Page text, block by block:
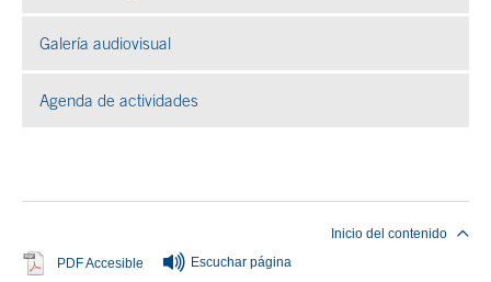
Galería audiovisual
Agenda de actividades
PDF Accesible Se abre en ventana nueva
Escuchar página
Inicio del contenido